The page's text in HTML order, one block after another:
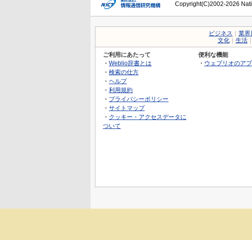
Copyright(C)2002-2026
ビジネス 業界
文化
生活
ご利用にあたって
・ Weblio辞書とは
・ 検索の仕方
・ ヘルプ
・ 利用規約
・ プライバシーポリシー
・ サイトマップ
・ クッキー・アクセスデータに
ついて
便利な機能
・ ウェブリオのアプ